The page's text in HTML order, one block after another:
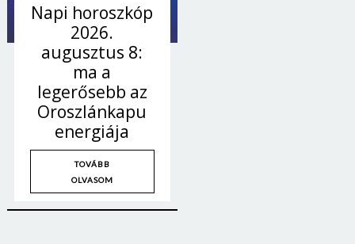
Napi horoszkóp
2026.
augusztus 8:
ma a
legerősebb az
Oroszlánkapu
energiája
TOVÁBB
OLVASOM